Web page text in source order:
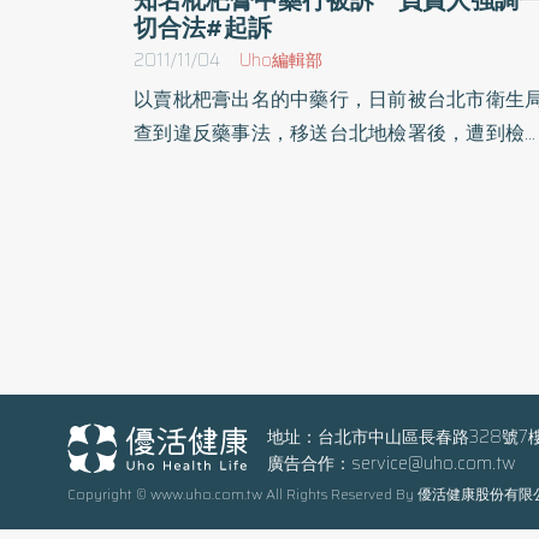
切合法#起訴
2011/11/04 Uho編輯部
以賣枇杷膏出名的中藥行，日前被台北市衛生
查到違反藥事法，移送台北地檢署後，遭到檢方
樣的污名。郭男甚至反擊衛生局，萬華的地攤
那麼多假藥，為什麼沒有看到衛生局去查緝？
台北地檢署則表示，北市衛生局早已告知郭男，
枇杷膏屬於中藥製劑，依照藥事法的規定，需
地址：台北市中山區長春路328號7
廣告合作： service@uho.com.tw
Copyright © www.uho.com.tw All Rights Reserved By 優活健康股份有限